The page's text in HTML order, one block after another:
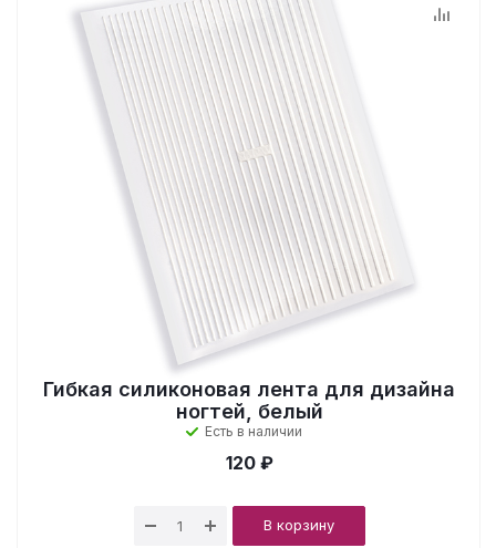
Гибкая силиконовая лента для дизайна
ногтей, белый
Есть в наличии
120 ₽
В корзину